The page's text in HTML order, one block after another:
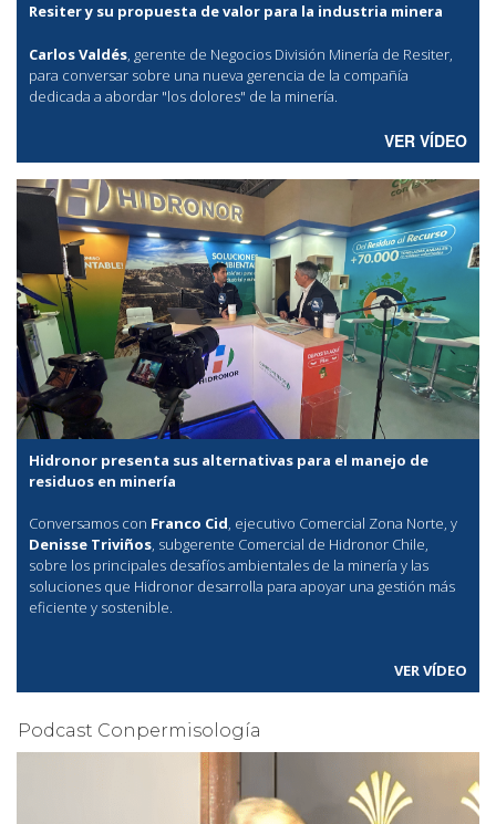
Resiter y su propuesta de valor para la industria minera
Carlos Valdés, gerente de Negocios División Minería de Resiter,
para conversar sobre una nueva gerencia de la compañía
dedicada a abordar "los dolores" de la minería.
VER VÍDEO
Hidronor presenta sus alternativas para el manejo de
residuos en minería
Conversamos con Franco Cid, ejecutivo Comercial Zona Norte, y
Denisse Triviños, subgerente Comercial de Hidronor Chile,
sobre los principales desafíos ambientales de la minería y las
soluciones que Hidronor desarrolla para apoyar una gestión más
eficiente y sostenible.
VER VÍDEO
Podcast Conpermisología